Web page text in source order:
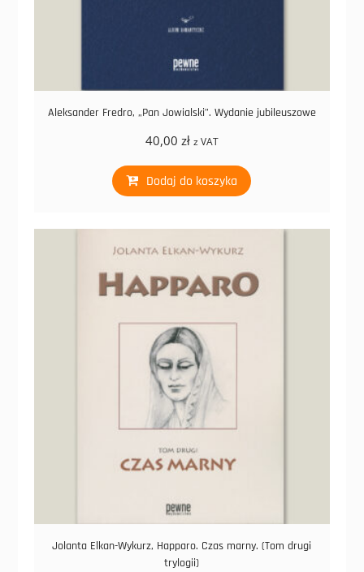
Aleksander Fredro, „Pan Jowialski”. Wydanie jubileuszowe
40,00 zł z VAT
Dodaj do koszyka
Jolanta Elkan-Wykurz, Happaro. Czas marny. (Tom drugi
trylogii)